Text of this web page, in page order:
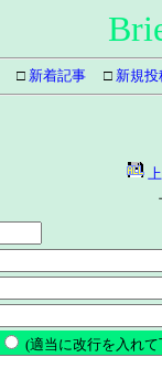
□ 新着記事 □ 新規投
上
(適当に改行を入れて